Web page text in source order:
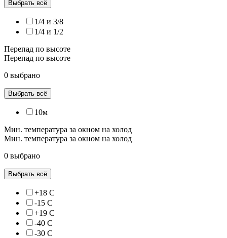
Выбрать всё
1/4 и 3/8
1/4 и 1/2
Перепад по высоте
Перепад по высоте
0 выбрано
Выбрать всё
10м
Мин. температура за окном на холод
Мин. температура за окном на холод
0 выбрано
Выбрать всё
+18 С
-15 С
+19 С
-40 С
-30 С